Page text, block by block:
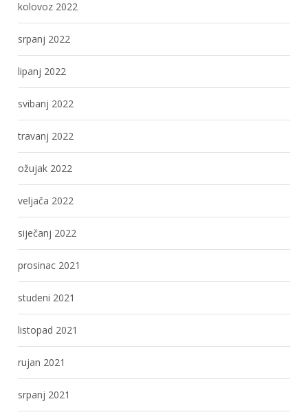
kolovoz 2022
srpanj 2022
lipanj 2022
svibanj 2022
travanj 2022
ožujak 2022
veljača 2022
siječanj 2022
prosinac 2021
studeni 2021
listopad 2021
rujan 2021
srpanj 2021